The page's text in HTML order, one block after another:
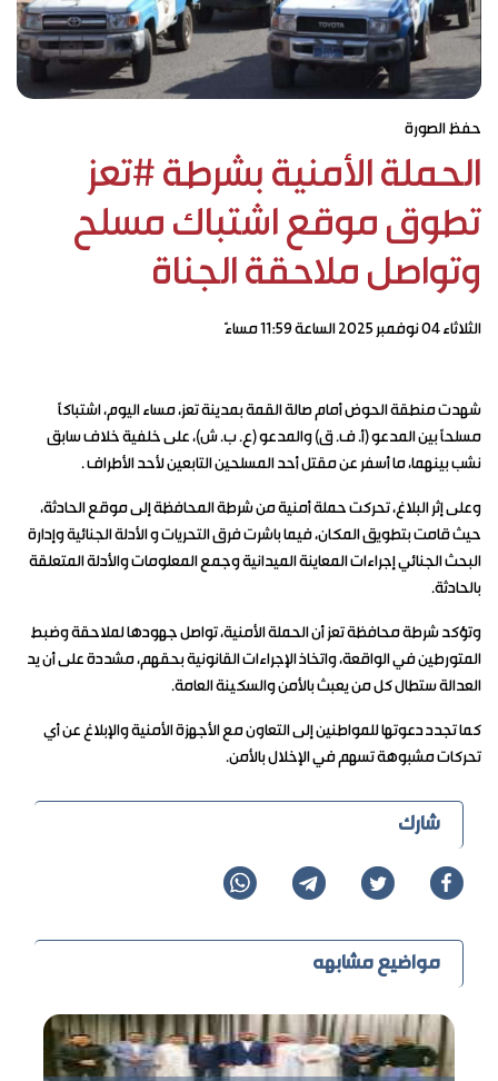
حفظ الصورة
الحملة الأمنية بشرطة #تعز
تطوق موقع اشتباك مسلح
وتواصل ملاحقة الجناة
الثلاثاء ٠٤ نوفمبر ٢٠٢٥ الساعة ١١:٥٩ مساءً
شهدت منطقة الحوض أمام صالة القمة بمدينة تعز، مساء اليوم، اشتباكاً
مسلحاً بين المدعو (أ. ف. ق) والمدعو (ع. ب. ش)، على خلفية خلاف سابق
نشب بينهما، ما أسفر عن مقتل أحد المسلحين التابعين لأحد الأطراف .
وعلى إثر البلاغ، تحركت حملة أمنية من شرطة المحافظة إلى موقع الحادثة،
حيث قامت بتطويق المكان، فيما باشرت فرق التحريات و الأدلة الجنائية وإدارة
البحث الجنائي إجراءات المعاينة الميدانية وجمع المعلومات والأدلة المتعلقة
بالحادثة.
وتؤكد شرطة محافظة تعز أن الحملة الأمنية، تواصل جهودها لملاحقة وضبط
المتورطين في الواقعة، واتخاذ الإجراءات القانونية بحقهم، مشددة على أن يد
العدالة ستطال كل من يعبث بالأمن والسكينة العامة.
كما تجدد دعوتها للمواطنين إلى التعاون مع الأجهزة الأمنية والإبلاغ عن أي
تحركات مشبوهة تسهم في الإخلال بالأمن.
شارك
مواضيع مشابهه